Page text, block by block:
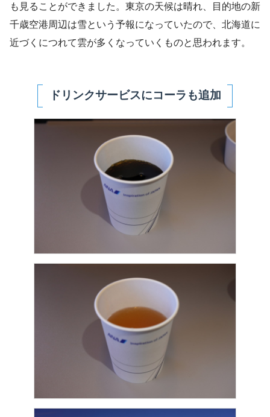
も見ることができました。東京の天候は晴れ、目的地の新
千歳空港周辺は雪という予報になっていたので、北海道に
近づくにつれて雲が多くなっていくものと思われます。
ドリンクサービスにコーラも追加